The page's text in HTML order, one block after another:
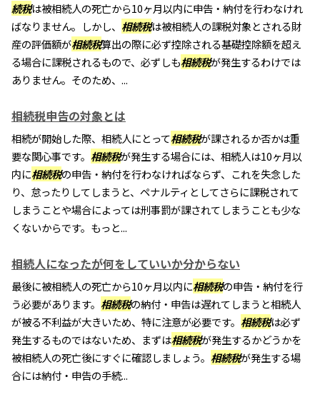
続税は被相続人の死亡から10ヶ月以内に申告・納付を行わなけれ
ばなりません。しかし、 相続税は被相続人の課税対象とされる財
産の評価額が相続税算出の際に必ず控除される基礎控除額を超え
る場合に課税されるもので、必ずしも相続税が発生するわけでは
ありません。そのため、...
相続税申告の対象とは
相続が開始した際、相続人にとって相続税が課されるか否かは重
要な関心事です。 相続税が発生する場合には、相続人は10ヶ月以
内に相続税の申告・納付を行わなければならず、これを失念した
り、怠ったりしてしまうと、ペナルティとしてさらに課税されて
しまうことや場合によっては刑事罰が課されてしまうことも少な
くないからです。もっと...
相続人になったが何をしていいか分からない
最後に被相続人の死亡から10ヶ月以内に相続税の申告・納付を行
う必要があります。 相続税の納付・申告は遅れてしまうと相続人
が被る不利益が大きいため、特に注意が必要です。 相続税は必ず
発生するものではないため、まずは相続税が発生するかどうかを
被相続人の死亡後にすぐに確認しましょう。 相続税が発生する場
合には納付・申告の手続...